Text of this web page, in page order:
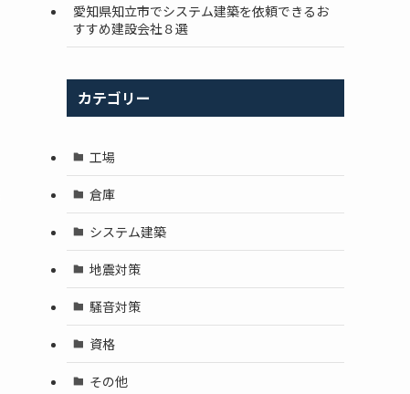
愛知県知立市でシステム建築を依頼できるお
すすめ建設会社８選
カテゴリー
工場
倉庫
システム建築
地震対策
騒音対策
資格
その他